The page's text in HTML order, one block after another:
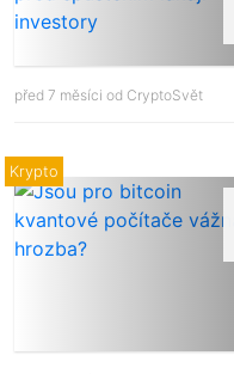
před 7 měsíci od CryptoSvět
Krypto